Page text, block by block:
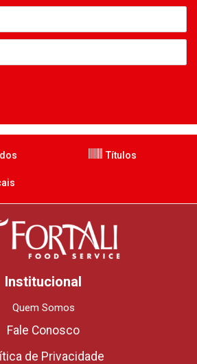
Títulos
Institucional
Quem Somos
Fale Conosco
de Privacidade